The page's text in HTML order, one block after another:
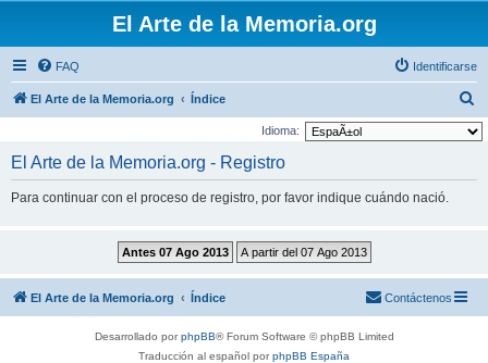
El Arte de la Memoria.org
FAQ Identificarse
El Arte de la Memoria.org Índice
u
Idioma:
El Arte de la Memoria.org - Registro
Para continuar con el proceso de registro, por favor indique cuándo nació.
El Arte de la Memoria.org Índice Contáctenos
Desarrollado porphpBB® Forum Software © phpBB Limited
Traducción al español porphpBB España